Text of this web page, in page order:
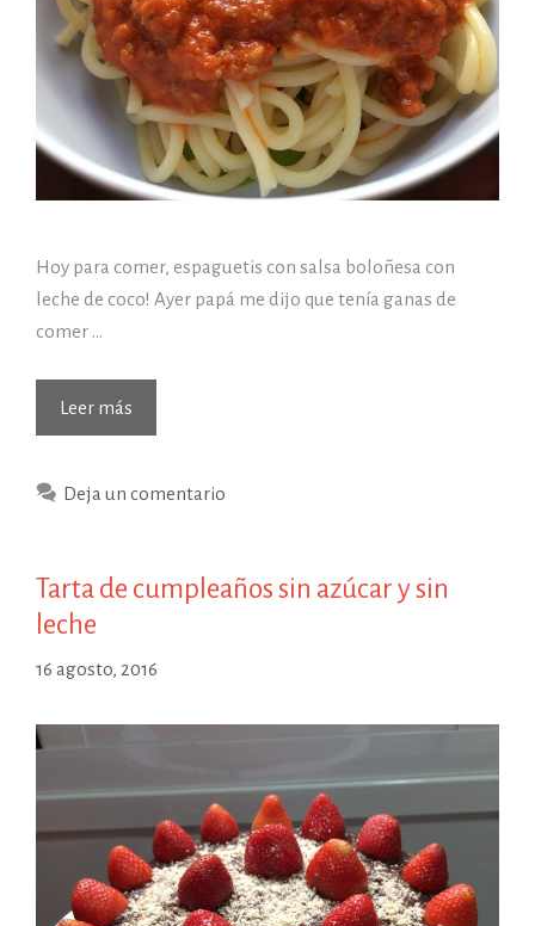
Hoy para comer, espaguetis con salsa boloñesa con
leche de coco! Ayer papá me dijo que tenía ganas de
comer …
Leer más
Hoy
comer…
Deja un comentario
Tarta de cumpleaños sin azúcar y sin
leche
16 agosto, 2016